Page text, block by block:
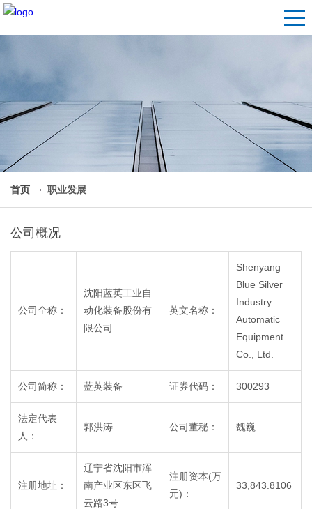
首页 职业发展
公司概况
公司全称：
沈阳蓝英工业自
动化装备股份有
限公司
英文名称：
Shenyang
Blue Silver
Industry
Automatic
Equipment
Co., Ltd.
公司简称： 蓝英装备 证券代码： 300293
法定代表
人：
郭洪涛 公司董秘： 魏巍
注册地址：
辽宁省沈阳市浑
南产业区东区飞
云路3号
注册资本(万
元)：
33,843.8106